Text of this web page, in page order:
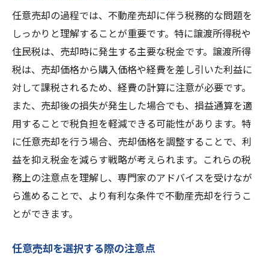
任意売却の過程では、不動産売却に伴う税務的な問題を
しっかりと理解することが重要です。特に譲渡所得税や
住民税は、売却時に発生する主要な税金です。譲渡所得
税は、売却価格から購入価格や経費を差し引いた利益に
対して課税されるため、経費の計算に注意が必要です。
また、売却後の損失が発生した場合でも、損益通算を適
用することで税負担を軽減できる可能性があります。特
に任意売却を行う場合、売却価格を調整することで、利
益を抑え税金を減らす戦略が考えられます。これらの税
務上の注意点を理解し、専門家のアドバイスを受けなが
ら進めることで、より有利な条件で不動産売却を行うこ
とができます。
任意売却を選択する際の注意点